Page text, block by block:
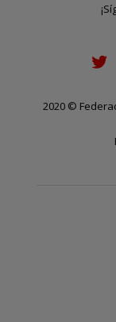
2020 ©